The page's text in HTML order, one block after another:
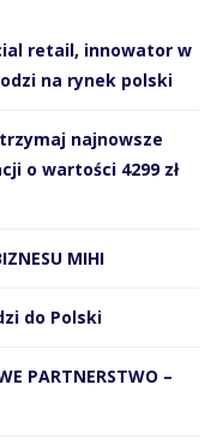
retail, innowator w
na rynek polski
najnowsze
o wartości 4299 zł
MIHI
do Polski
PARTNERSTWO –